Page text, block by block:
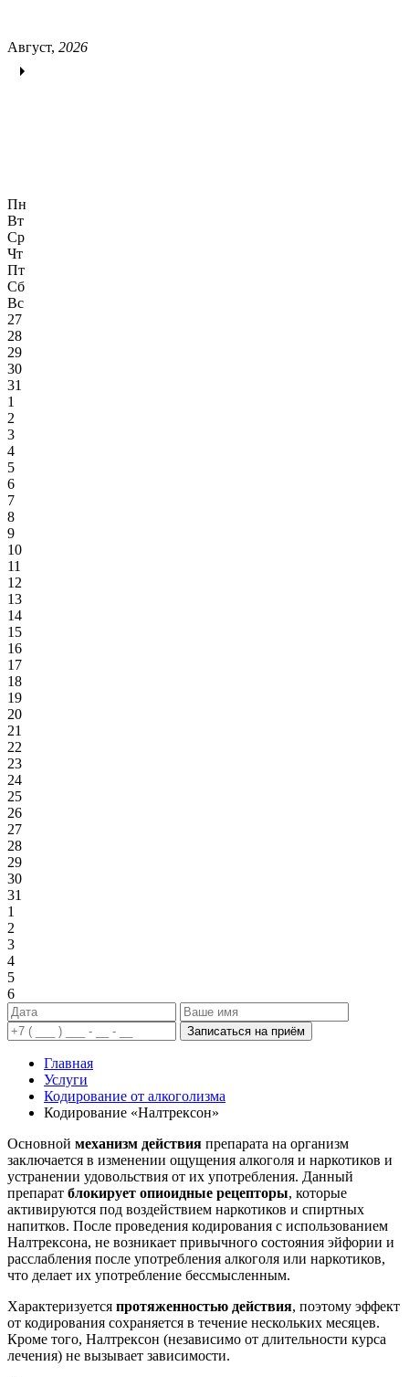
Август, 2026
Пн
Вт
Ср
Чт
Пт
Сб
Вс
27
28
29
30
31
1
2
3
4
5
6
7
8
9
10
11
12
13
14
15
16
17
18
19
20
21
22
23
24
25
26
27
28
29
30
31
1
2
3
4
5
6
Записаться на приём
Главная
Услуги
Кодирование от алкоголизма
Кодирование «Налтрексон»
Основной механизм действия препарата на организм
заключается в изменении ощущения алкоголя и наркотиков и
устранении удовольствия от их употребления. Данный
препарат блокирует опиоидные рецепторы, которые
активируются под воздействием наркотиков и спиртных
напитков. После проведения кодирования с использованием
Налтрексона, не возникает привычного состояния эйфории и
расслабления после употребления алкоголя или наркотиков,
что делает их употребление бессмысленным.
Характеризуется протяженностью действия, поэтому эффект
от кодирования сохраняется в течение нескольких месяцев.
Кроме того, Налтрексон (независимо от длительности курса
лечения) не вызывает зависимости.